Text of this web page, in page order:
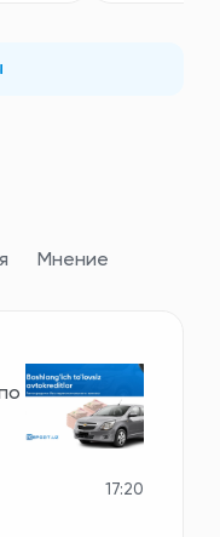
Мнение
17:20